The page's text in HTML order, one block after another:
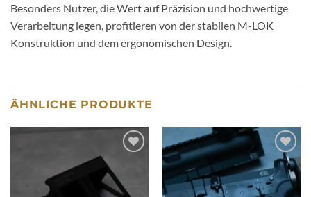
Besonders Nutzer, die Wert auf Präzision und hochwertige
Verarbeitung legen, profitieren von der stabilen M-LOK
Konstruktion und dem ergonomischen Design.
ÄHNLICHE PRODUKTE
Add to
wishlist